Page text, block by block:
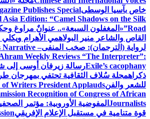
خاص بآسيا الوسطىPublishes Special
Asia Edition: “Camel Shadows on the Silk
Road” «المغفلون السبعة».. عنوانٌ مراوغ
القاص والشاعر منير البولاهمي الأهرام
لرواية (الترجمان): صخب المنفىNarrative –
Weekly Reviews “The Interpreter”:
Exile’s cacophanyرسالة زيرفان أوسى إلى
ذكراهمجلة سُلاف الثقافية تحتفي بمهرجان
للشعر والفنWriters President Applauds
Recognition of Congress of African
Journalists
قوة متنامية في مستقبل الإعلام الإفريقي